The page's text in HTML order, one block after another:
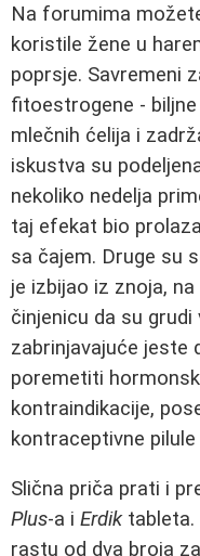
Na forumima
koristile žene u
poprsje. Savremeni
fitoestrogene -
mlečnih ćelija i
iskustva su
nekoliko nedelja
taj efekat bio
sa čajem. Druge su
je izbijao iz znoja,
činjenicu da su
zabrinjavajuće jeste
poremetiti
kontraindikacije,
kontraceptivne
Slična priča prati i
Plus‑a i Erdiktableta.
rastu od dva broja